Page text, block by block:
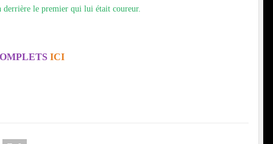
derrière le premier qui lui était coureur.
ICI